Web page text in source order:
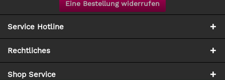
Eine Bestellung widerrufen
Service Hotline
Rechtliches
Shop Service